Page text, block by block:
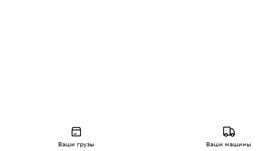
Ваши грузы Ваши машины